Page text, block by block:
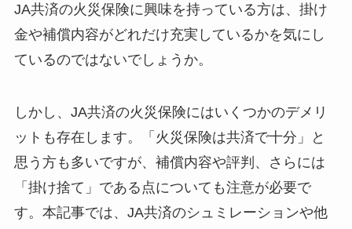
JA共済の火災保険に興味を持っている方は、掛け
金や補償内容がどれだけ充実しているかを気にし
ているのではないでしょうか。
しかし、JA共済の火災保険にはいくつかのデメリ
ットも存在します。「火災保険は共済で十分」と
思う方も多いですが、補償内容や評判、さらには
「掛け捨て」である点についても注意が必要で
す。本記事では、JA共済のシュミレーションや他